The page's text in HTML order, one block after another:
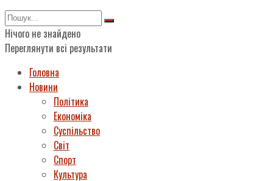
Нічого не знайдено
Переглянути всі результати
Головна
Новини
Політика
Економіка
Суспільство
Світ
Спорт
Культура